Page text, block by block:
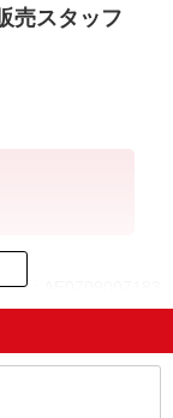
売スタッフ
。
ID：AE0709007183